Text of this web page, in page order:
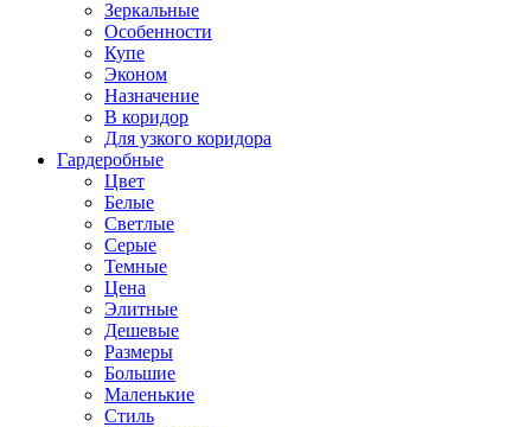
Зеркальные
Особенности
Купе
Эконом
Назначение
В коридор
Для узкого коридора
Гардеробные
Цвет
Белые
Светлые
Серые
Темные
Цена
Элитные
Дешевые
Размеры
Большие
Маленькие
Стиль